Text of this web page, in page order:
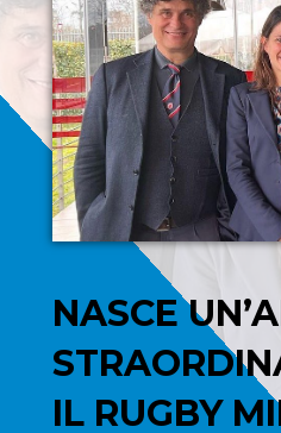
NASCE
IL RUGBY